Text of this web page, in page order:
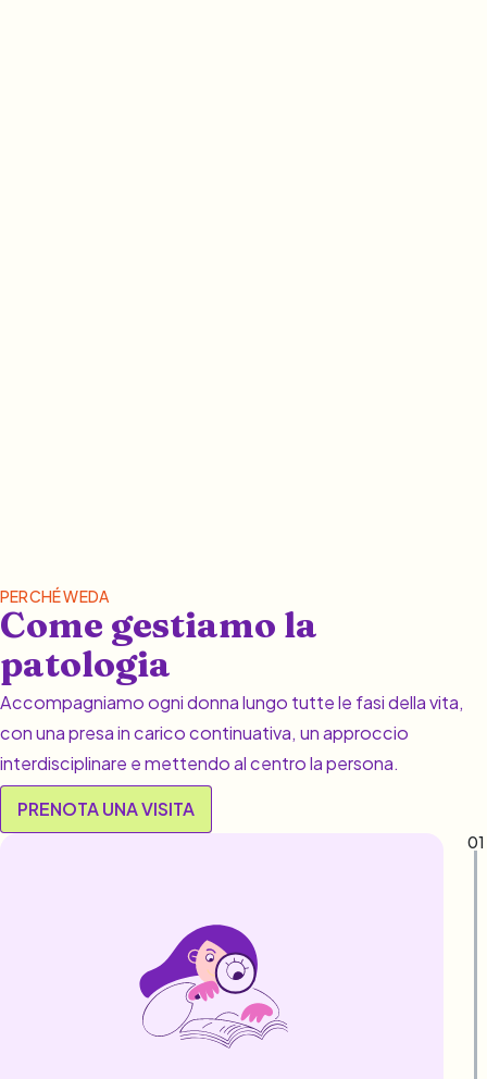
PERCHÉ WEDA
Come gestiamo la
patologia
Accompagniamo ogni donna lungo tutte le fasi della vita,
con una presa in carico continuativa, un approccio
interdisciplinare e mettendo al centro la persona.
PRENOTA UNA VISITA
01